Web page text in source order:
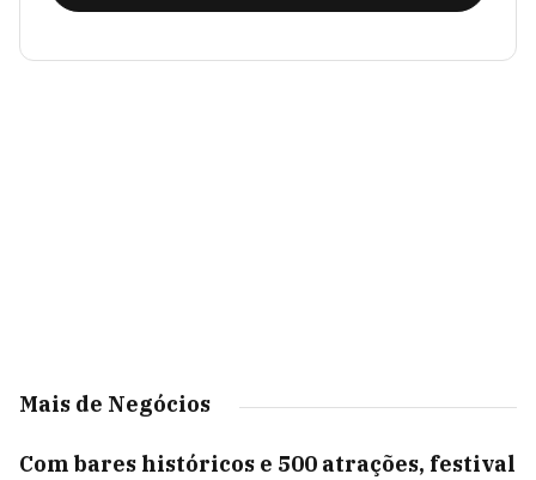
Mais de Negócios
Com bares históricos e 500 atrações, festival